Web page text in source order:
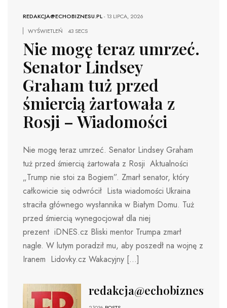
REDAKCJA@ECHOBIZNESU.PL-13 LIPCA, 2026
WYŚWIETLEŃ
43 SECS
Nie mogę teraz umrzeć.
Senator Lindsey
Graham tuż przed
śmiercią żartowała z
Rosji – Wiadomości
Nie mogę teraz umrzeć. Senator Lindsey Graham
tuż przed śmiercią żartowała z Rosji Aktualności
„Trump nie stoi za Bogiem”. Zmarł senator, który
całkowicie się odwrócił Lista wiadomości Ukraina
straciła głównego wysłannika w Białym Domu. Tuż
przed śmiercią wynegocjował dla niej
prezent iDNES.cz Bliski mentor Trumpa zmarł
nagle. W lutym poradził mu, aby poszedł na wojnę z
Iranem Lidovky.cz Wakacyjny […]
redakcja@echobiznesu.pl